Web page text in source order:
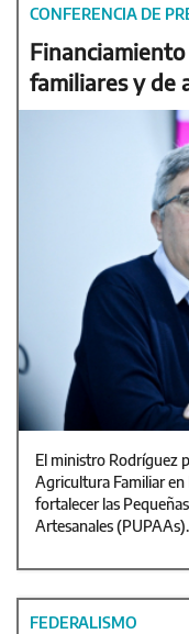
CONFERENCIA DE
familiares y de
El ministro Rodríguez
Agricultura Familiar
fortalecer las
Artesanales (PUPAAs).
FEDERALISMO